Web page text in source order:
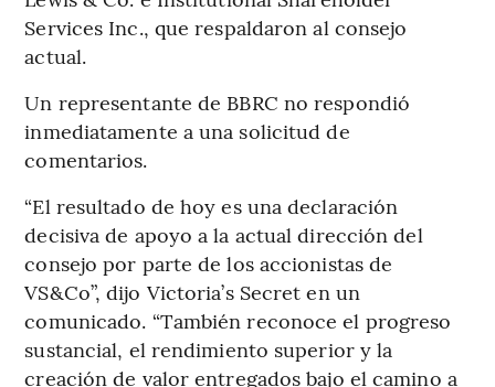
Services Inc., que respaldaron al consejo
actual.
Un representante de BBRC no respondió
inmediatamente a una solicitud de
comentarios.
“El resultado de hoy es una declaración
decisiva de apoyo a la actual dirección del
consejo por parte de los accionistas de
VS&Co”, dijo Victoria’s Secret en un
comunicado. “También reconoce el progreso
sustancial, el rendimiento superior y la
creación de valor entregados bajo el camino a